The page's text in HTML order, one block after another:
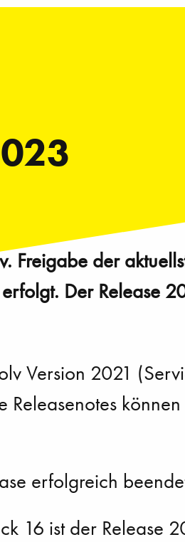
Freigabe der
Der Release
Version 2021
erfolgreich
16 ist der Release